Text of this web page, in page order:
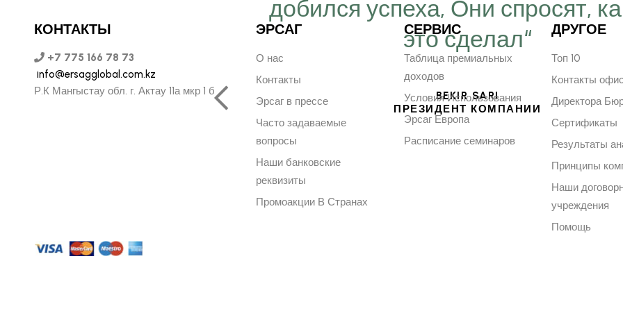
веру в
компанию Эрсаг"
добился успеха, Они спросят,
это сделал“
BEKIR SARI
ПРЕЗИДЕНТ КОМПАНИИ
КОНТАКТЫ
+7 775 166 78 73
info@ersagglobal.com.kz
Р.К Мангыстау обл. г. Актау 11а мкр 1 б
ЭРСАГ
О нас
Контакты
Эрсаг в прессе
Часто задаваемые
вопросы
Наши банковские
реквизиты
Промоакции В Странах
СЕРВИС
Таблица премиальных
доходов
Условия Использования
Эрсаг Европа
Расписание семинаров
ДРУГОЕ
Топ 10
Контакты
Директора
Сертификаты
Результаты
Принципы
Наши
учреждения
Помощь